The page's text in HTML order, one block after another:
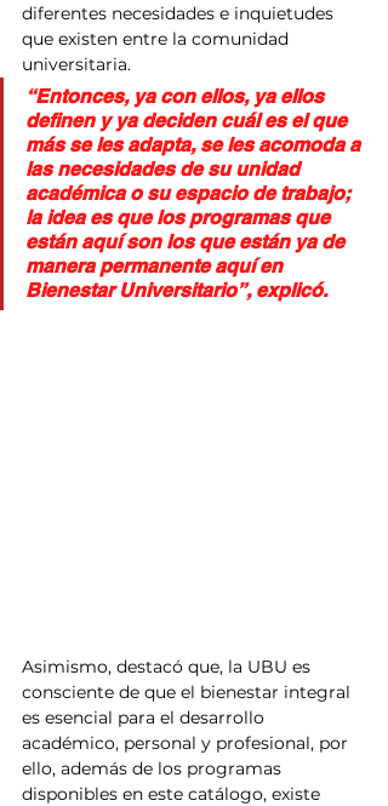
diferentes necesidades e inquietudes
que existen entre la comunidad
universitaria.
“Entonces, ya con ellos, ya ellos
definen y ya deciden cuál es el que
más se les adapta, se les acomoda a
las necesidades de su unidad
académica o su espacio de trabajo;
la idea es que los programas que
están aquí son los que están ya de
manera permanente aquí en
Bienestar Universitario”, explicó.
Asimismo, destacó que, la UBU es
consciente de que el bienestar integral
es esencial para el desarrollo
académico, personal y profesional, por
ello, además de los programas
disponibles en este catálogo, existe